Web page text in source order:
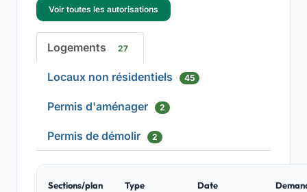
Voir toutes les autorisations
Logements 27
Locaux non résidentiels 45
Permis d'aménager 2
Permis de démolir 2
Sections/plan Type Date